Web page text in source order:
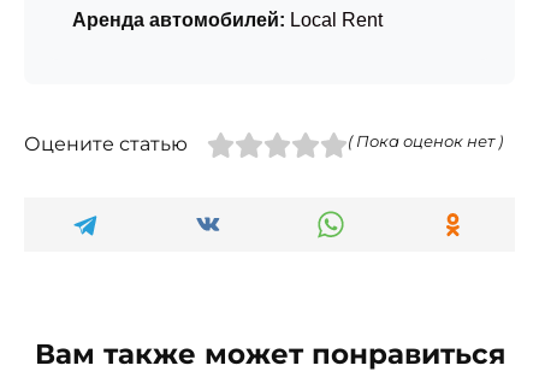
Аренда автомобилей: Local Rent
Оцените статью ( Пока оценок нет )
Вам также может понравиться